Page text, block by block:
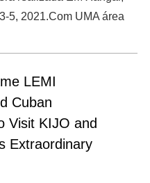
5, 2021.Com UMA área
LEMI
Cuban
Visit KIJO and
Extraordinary